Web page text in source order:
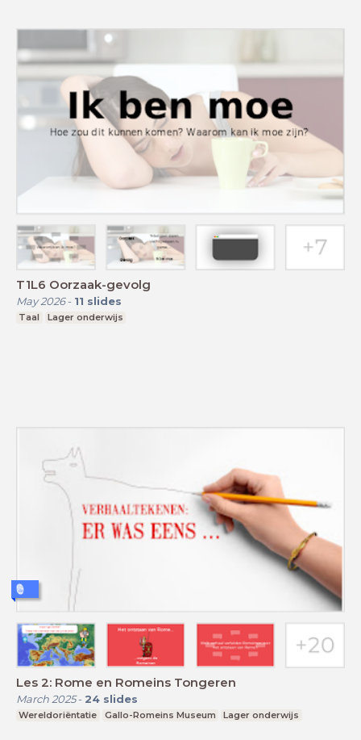
T1L6 Oorzaak-gevolg
May 2026- 11 slides
Taal Lager onderwijs
Les 2: Rome en Romeins Tongeren
March 2025- 24 slides
Wereldoriëntatie Gallo-Romeins Museum Lager onderwijs